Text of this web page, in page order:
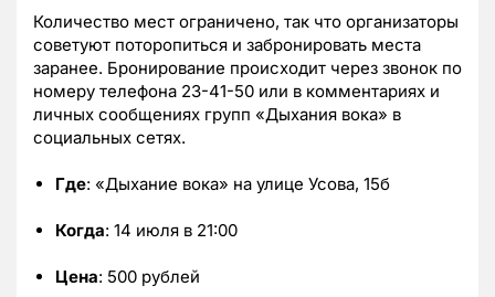
Количество мест ограничено, так что организаторы
советуют поторопиться и забронировать места
заранее. Бронирование происходит через звонок по
номеру телефона 23-41-50 или в комментариях и
личных сообщениях групп «Дыхания вока» в
социальных сетях.
Где: «Дыхание вока» на улице Усова, 15б
Когда: 14 июля в 21:00
Цена: 500 рублей